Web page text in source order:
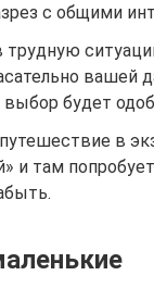
с общими
трудную
вашей
будет
в
и там